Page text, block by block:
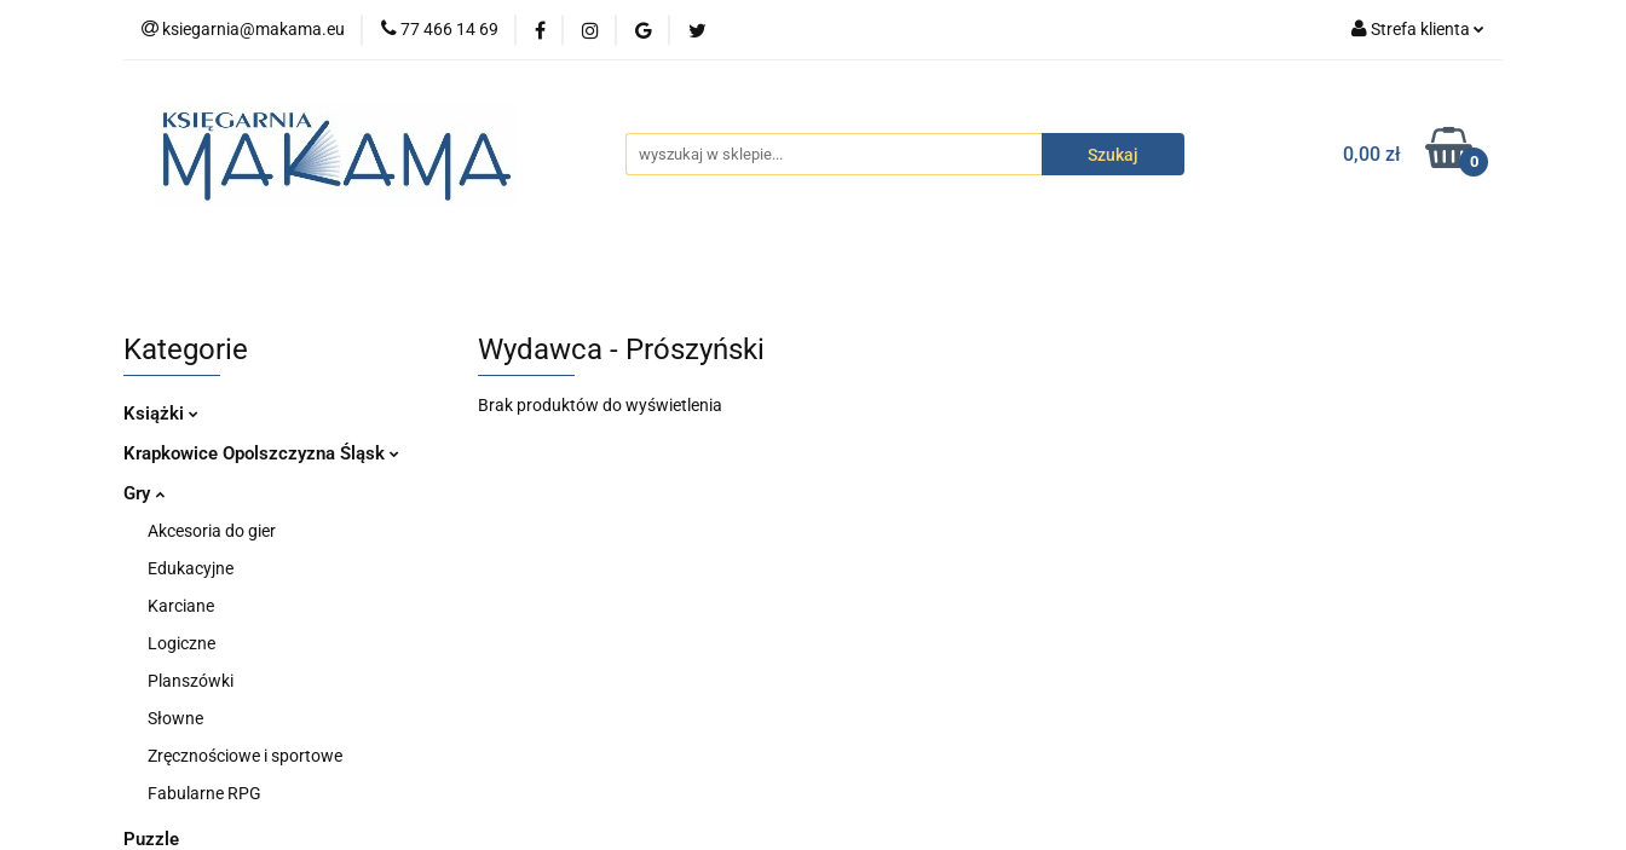
ksiegarnia@makama.eu 77 466 14 69 Strefa klienta
Zarejestruj się
Dodaj zgłoszenie
0,00 zł 0
Kategorie Nowości Bestsellery
Kategorie
Książki
Krapkowice Opolszczyzna Śląsk
Gry
Akcesoria do gier
Edukacyjne
Karciane
Logiczne
Planszówki
Słowne
Zręcznościowe i sportowe
Fabularne RPG
Puzzle
Wydawca - Prószyński
Brak produktów do wyświetlenia